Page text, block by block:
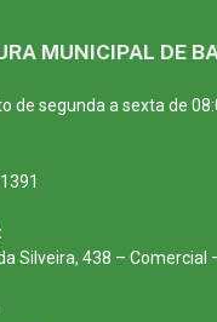
MUNICIPAL DE
de segunda a sexta de
Silveira, 438 – Comercial